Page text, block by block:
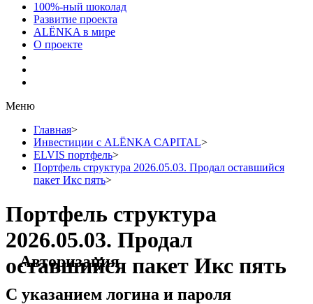
100%-ный шоколад
Развитие проекта
ALЁNKA в мире
О проекте
Меню
Главная>
Инвестиции с ALЁNKA CAPITAL>
ELVIS портфель>
Портфель структура 2026.05.03. Продал оставшийся
пакет Икс пять>
Портфель структура
2026.05.03. Продал
оставшийся пакет Икс пять
Авторизация
С указанием логина и пароля